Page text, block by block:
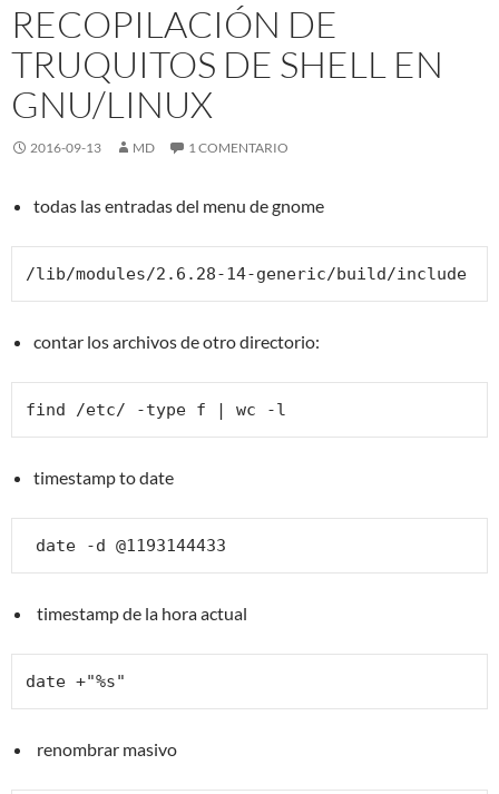
RECOPILACIÓN DE
TRUQUITOS DE SHELL EN
GNU/LINUX
2016-09-13 MD 1 COMENTARIO
todas las entradas del menu de gnome
/lib/modules/2.6.28-14-generic/build/include
contar los archivos de otro directorio:
find /etc/ -type f | wc -l
timestamp to date
date -d @1193144433
timestamp de la hora actual
date +"%s"
renombrar masivo